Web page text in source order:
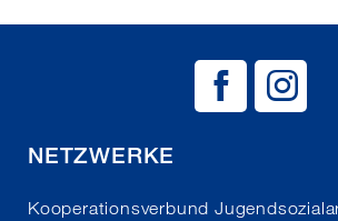
NETZWERKE
Kooperationsverbund